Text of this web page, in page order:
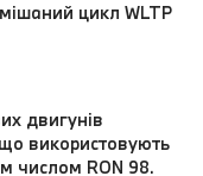
цикл WLTP
двигунів
використовують
числом RON 98.